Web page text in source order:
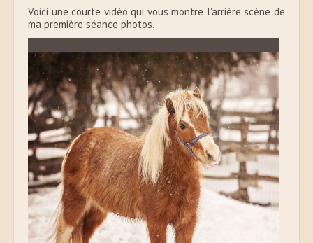
Voici une courte vidéo qui vous montre l'arrière scène de
ma première séance photos.